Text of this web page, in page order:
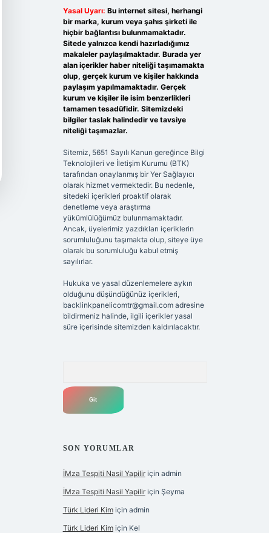
Yasal Uyarı: Bu internet sitesi, herhangi
bir marka, kurum veya şahıs şirketi ile
hiçbir bağlantısı bulunmamaktadır.
Sitede yalnızca kendi hazırladığımız
makaleler paylaşılmaktadır. Burada yer
alan içerikler haber niteliği taşımamakta
olup, gerçek kurum ve kişiler hakkında
paylaşım yapılmamaktadır. Gerçek
kurum ve kişiler ile isim benzerlikleri
tamamen tesadüfidir. Sitemizdeki
bilgiler taslak halindedir ve tavsiye
niteliği taşımazlar.
Sitemiz, 5651 Sayılı Kanun gereğince Bilgi
Teknolojileri ve İletişim Kurumu (BTK)
tarafından onaylanmış bir Yer Sağlayıcı
olarak hizmet vermektedir. Bu nedenle,
sitedeki içerikleri proaktif olarak
denetleme veya araştırma
yükümlülüğümüz bulunmamaktadır.
Ancak, üyelerimiz yazdıkları içeriklerin
sorumluluğunu taşımakta olup, siteye üye
olarak bu sorumluluğu kabul etmiş
sayılırlar.
Hukuka ve yasal düzenlemelere aykırı
olduğunu düşündüğünüz içerikleri,
backlinkpanelicomtr@gmail.comadresine
bildirmeniz halinde, ilgili içerikler yasal
süre içerisinde sitemizden kaldırılacaktır.
SON YORUMLAR
İMza Tespiti Nasil Yapiliriçin admin
İMza Tespiti Nasil Yapiliriçin Şeyma
Türk Lideri Kimiçin admin
Türk Lideri Kimiçin Kel